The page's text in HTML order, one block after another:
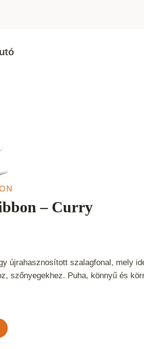
– Curry
újrahasznosított szalagfonal, mely
szőnyegekhez. Puha, könnyű és